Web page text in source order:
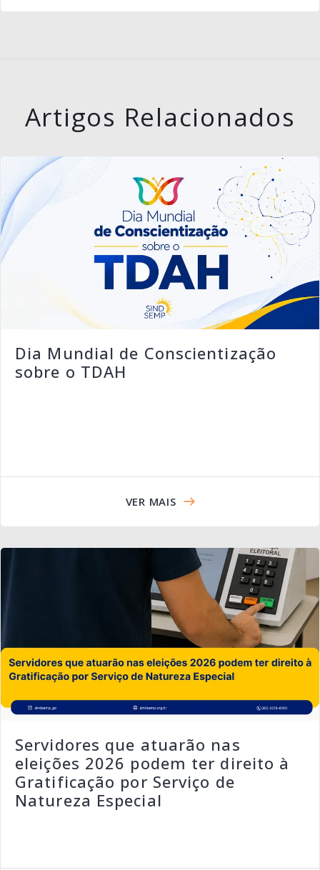
Artigos Relacionados
Dia Mundial de Conscientização
sobre o TDAH
VER MAIS
Servidores que atuarão nas
eleições 2026 podem ter direito à
Gratificação por Serviço de
Natureza Especial